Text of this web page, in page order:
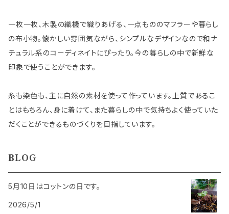
一枚一枚、木製の織機で織りあげる、一点もののマフラーや暮らし
の布小物。懐かしい雰囲気ながら、シンプルなデザインなので和ナ
チュラル系のコーディネイトにぴったり。今の暮らしの中で新鮮な
印象で使うことができます。
糸も染色も、主に自然の素材を使って作っています。上質であるこ
とはもちろん、身に着けて、また暮らしの中で気持ちよく使っていた
だくことができるものづくりを目指しています。
BLOG
5月10日はコットンの日です。
2026/5/1